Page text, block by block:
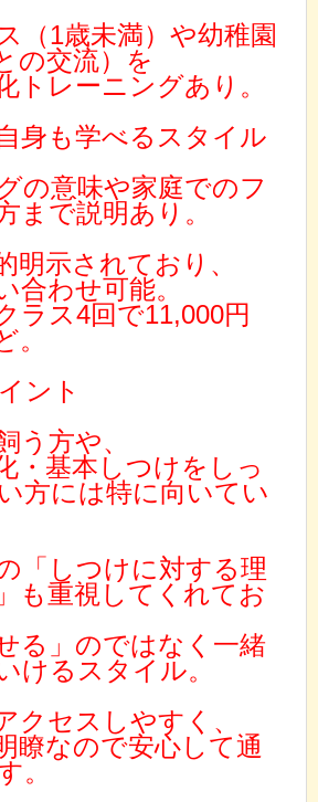
（1歳未満）や幼稚園
の交流）を
トレーニングあり。
身も学べるスタイル
の意味や家庭でのフ
まで説明あり。
明示されており、
合わせ可能。
ラス4回で11,000円
。
ント
う方や、
・基本しつけをしっ
方には特に向いてい
「しつけに対する理
も重視してくれてお
る」のではなく一緒
けるスタイル。
クセスしやすく、
瞭なので安心して通
。